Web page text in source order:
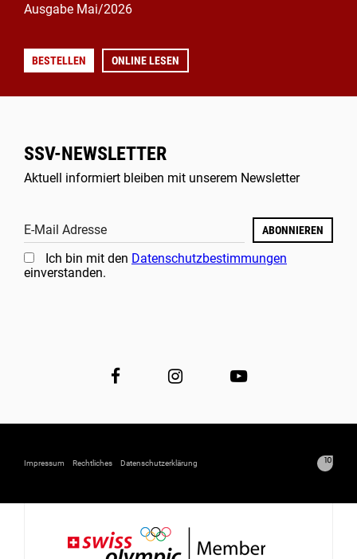
Ausgabe Mai/2026
BESTELLEN ONLINE LESEN
SSV-NEWSLETTER
Aktuell informiert bleiben mit unserem Newsletter
E-Mail Adresse ABONNIEREN
Ich bin mit den Datenschutzbestimmungen
einverstanden.
Impressum Rechtliches Datenschutzerklärung